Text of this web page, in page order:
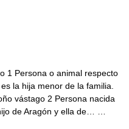
Persona o animal respecto
la hija menor de la familia.
vástago 2 Persona nacida
de Aragón y ella de… …